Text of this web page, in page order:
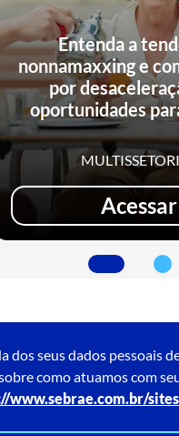
Entenda a
nonnamaxxing e
por
oportunidades
Acessar
dos seus dados pessoais
como atuamos com
www.sebrae.com.br/